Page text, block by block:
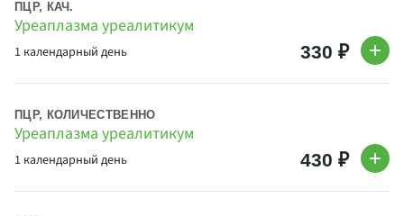
Уреаплазма уреалитикум
ПЦР, КАЧ.
1 календарный день 330 ₽
Уреаплазма уреалитикум
ПЦР, КОЛИЧЕСТВЕННО
1 календарный день 430 ₽